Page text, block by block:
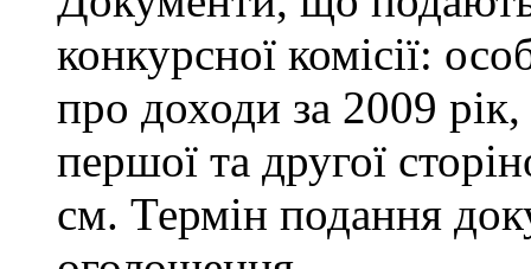
конкурсної комісії:
про доходи за 2009 рік,
першої та другої
см. Термін подання